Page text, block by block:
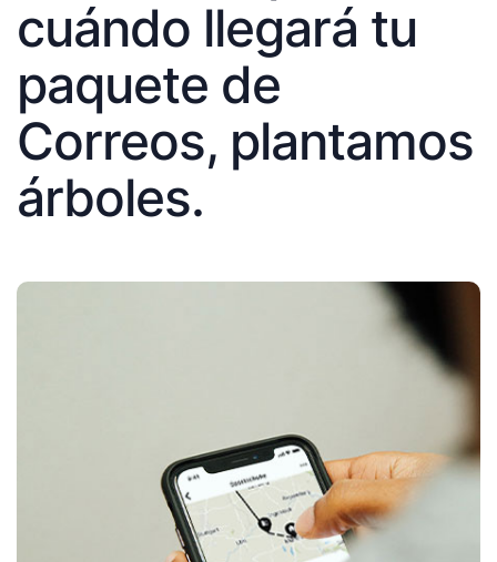
cuándo llegará tu
paquete de
Correos, plantamos
árboles.